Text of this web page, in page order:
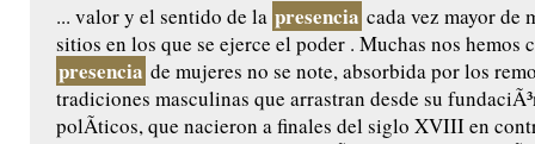
... valor y el sentido de la presencia cada vez mayor de
sitios en los que se ejerce el poder . Muchas nos hemos
presencia de mujeres no se note, absorbida por los
tradiciones masculinas que arrastran desde su
polÃ­ticos, que nacieron a finales del siglo XVIII en